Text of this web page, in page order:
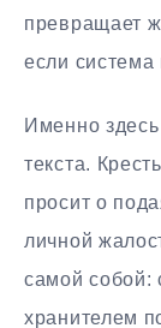
превращает
если система
Именно
текста.
просит о
личной
самой собой:
хранителем